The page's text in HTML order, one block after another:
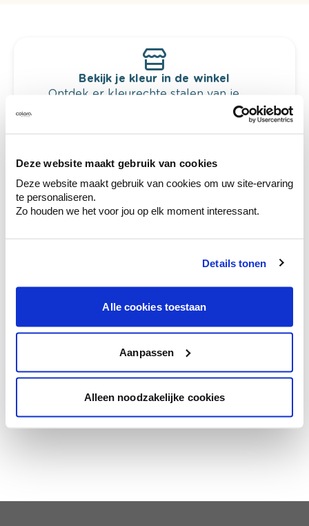
Deze website maakt gebruik van cookies
Deze website maakt gebruik van cookies om uw site-ervaring
te personaliseren.
Zo houden we het voor jou op elk moment interessant.
Details tonen
Alle cookies toestaan
Aanpassen
Alleen noodzakelijke cookies
Bekijk je kleur in de winkel
Ontdek er kleurechte stalen van je
Krijg persoonlijk advies om kleuren te
combineren.
Kleuradvies aan huis
en je meubels.
Krijg ineens een technologische check-up
van je muren.